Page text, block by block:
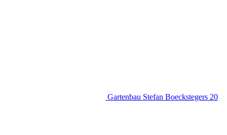
Gartenbau Stefan Boeckstegers 20